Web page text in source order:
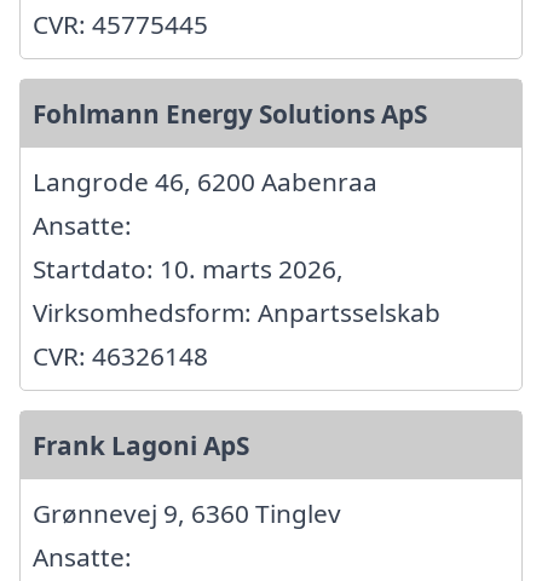
CVR: 45775445
Fohlmann Energy Solutions ApS
Langrode 46, 6200 Aabenraa
Ansatte:
Startdato: 10. marts 2026,
Virksomhedsform: Anpartsselskab
CVR: 46326148
Frank Lagoni ApS
Grønnevej 9, 6360 Tinglev
Ansatte: